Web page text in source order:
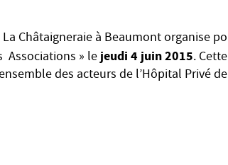
Châtaigneraie à Beaumont organise
Associations » lejeudi 4 juin 2015.
des acteurs de l’Hôpital Privé